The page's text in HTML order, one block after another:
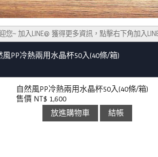
入LINE@ 獲得更多資訊，點擊右下角加入LINE，
風PP冷熱兩用水晶杯50入(40條/箱)
自然風PP冷熱兩用水晶杯50入(40條/箱)
售價 NT$ 1,600